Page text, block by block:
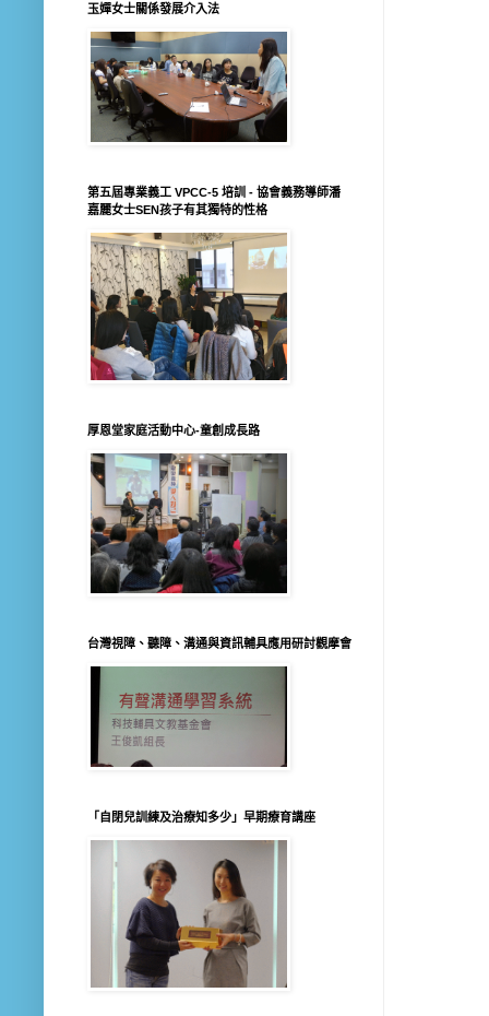
玉嬋女士關係發展介入法
第五屆專業義工 VPCC-5 培訓 - 協會義務導師潘
嘉麗女士SEN孩子有其獨特的性格
厚恩堂家庭活動中心-童創成長路
台灣視障、聽障、溝通與資訊輔具應用研討觀摩會
「自閉兒訓練及治療知多少」早期療育講座